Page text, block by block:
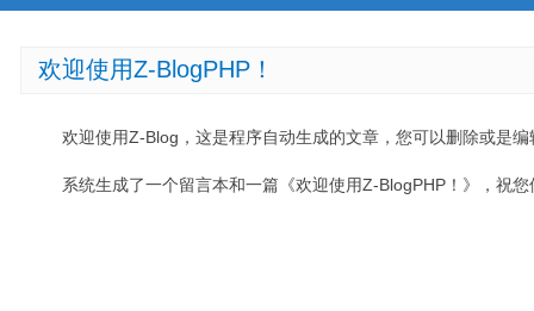
欢迎使用Z-BlogPHP！
欢迎使用Z-Blog，这是程序自动生成的文章，您可以删除或是编
系统生成了一个留言本和一篇《欢迎使用Z-BlogPHP！》，祝